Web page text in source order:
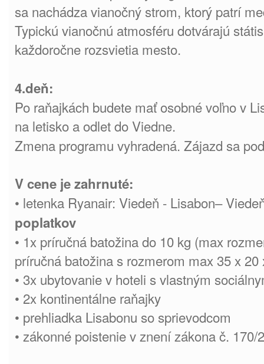
sa nachádza vianočný strom, ktorý patrí
Typickú vianočnú atmosféru dotvárajú
každoročne rozsvietia mesto.
4.deň:
Po raňajkách budete mať osobné voľno v
na letisko a odlet do Viedne.
Zmena programu vyhradená. Zájazd sa
V cene je zahrnuté:
• letenka Ryanair: Viedeň - Lisabon–
poplatkov
• 1x príručná batožina do 10 kg (max
príručná batožina s rozmerom max 35 x 20
• 3x ubytovanie v hoteli s vlastným
• 2x kontinentálne raňajky
• prehliadka Lisabonu so sprievodcom
• zákonné poistenie v znení zákona č. 170/